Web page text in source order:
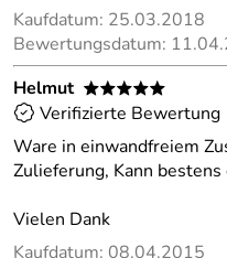
Kaufdatum: 25.03.2018
Bewertungsdatum:
Helmut
*****
Verifizierte Bewertung
Ware in einwandfreiem
Zulieferung, Kann
Vielen Dank
Kaufdatum: 08.04.2015